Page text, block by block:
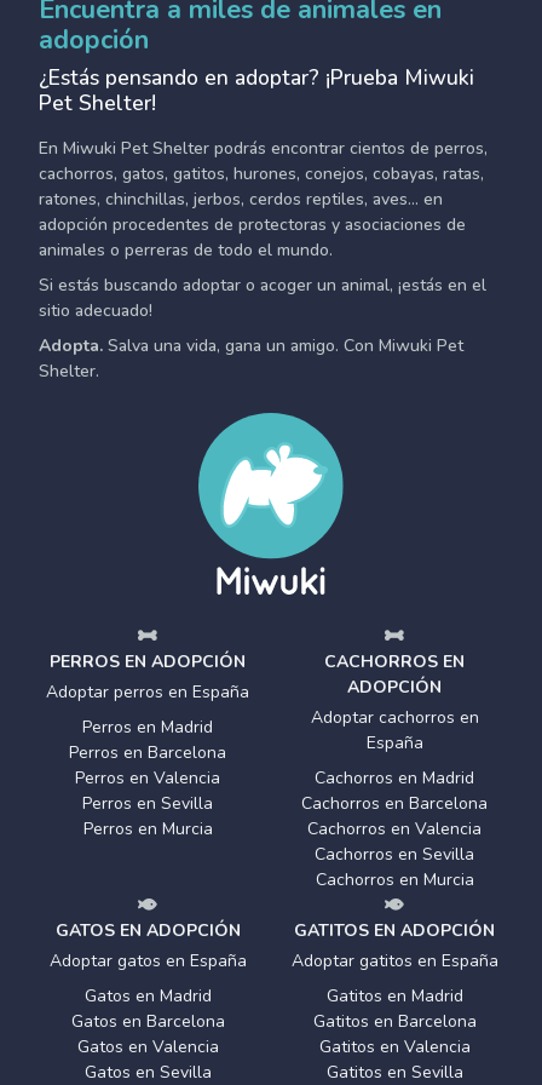
Encuentra a miles de animales en
adopción
¿Estás pensando en adoptar? ¡Prueba Miwuki
Pet Shelter!
En Miwuki Pet Shelter podrás encontrar cientos de perros,
cachorros, gatos, gatitos, hurones, conejos, cobayas, ratas,
ratones, chinchillas, jerbos, cerdos reptiles, aves... en
adopción procedentes de protectoras y asociaciones de
animales o perreras de todo el mundo.
Si estás buscando adoptar o acoger un animal, ¡estás en el
sitio adecuado!
Adopta. Salva una vida, gana un amigo. Con Miwuki Pet
Shelter.
PERROS EN ADOPCIÓN
Adoptar perros en España
Perros en Madrid
Perros en Barcelona
Perros en Valencia
Perros en Sevilla
Perros en Murcia
CACHORROS EN
ADOPCIÓN
Adoptar cachorros en
España
Cachorros en Madrid
Cachorros en Barcelona
Cachorros en Valencia
Cachorros en Sevilla
Cachorros en Murcia
GATOS EN ADOPCIÓN
Adoptar gatos en España
Gatos en Madrid
Gatos en Barcelona
Gatos en Valencia
Gatos en Sevilla
GATITOS EN ADOPCIÓN
Adoptar gatitos en España
Gatitos en Madrid
Gatitos en Barcelona
Gatitos en Valencia
Gatitos en Sevilla